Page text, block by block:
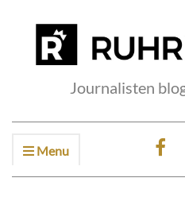
Journalisten
Menu